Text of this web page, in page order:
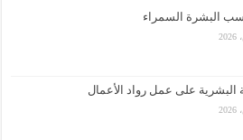
البشرة السمراء
البشرية على عمل رواد الأعمال